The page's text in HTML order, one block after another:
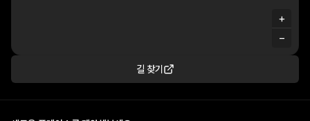
+
−
길 찾기